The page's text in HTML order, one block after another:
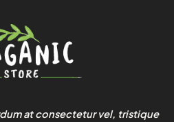
at consectetur vel, tristique